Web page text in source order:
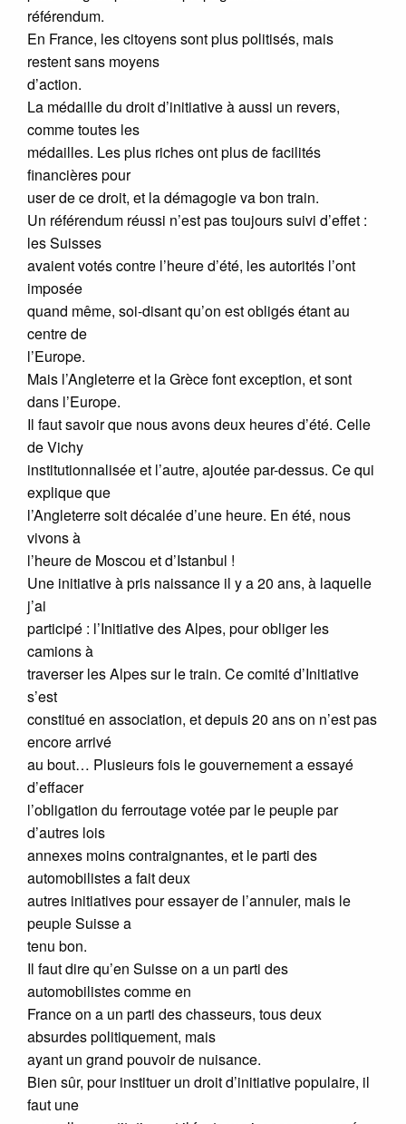
référendum.
En France, les citoyens sont plus politisés, mais
restent sans moyens
d’action.
La médaille du droit d’initiative à aussi un revers,
comme toutes les
médailles. Les plus riches ont plus de facilités
financières pour
user de ce droit, et la démagogie va bon train.
Un référendum réussi n’est pas toujours suivi d’effet :
les Suisses
avaient votés contre l’heure d’été, les autorités l’ont
imposée
quand même, soi-disant qu’on est obligés étant au
centre de
l’Europe.
Mais l’Angleterre et la Grèce font exception, et sont
dans l’Europe.
Il faut savoir que nous avons deux heures d’été. Celle
de Vichy
institutionnalisée et l’autre, ajoutée par-dessus. Ce qui
explique que
l’Angleterre soit décalée d’une heure. En été, nous
vivons à
l’heure de Moscou et d’Istanbul !
Une initiative à pris naissance il y a 20 ans, à laquelle
j’ai
participé : l’Initiative des Alpes, pour obliger les
camions à
traverser les Alpes sur le train. Ce comité d’Initiative
s’est
constitué en association, et depuis 20 ans on n’est pas
encore arrivé
au bout… Plusieurs fois le gouvernement a essayé
d’effacer
l’obligation du ferroutage votée par le peuple par
d’autres lois
annexes moins contraignantes, et le parti des
automobilistes a fait deux
autres initiatives pour essayer de l’annuler, mais le
peuple Suisse a
tenu bon.
Il faut dire qu’en Suisse on a un parti des
automobilistes comme en
France on a un parti des chasseurs, tous deux
absurdes politiquement, mais
ayant un grand pouvoir de nuisance.
Bien sûr, pour instituer un droit d’initiative populaire, il
faut une